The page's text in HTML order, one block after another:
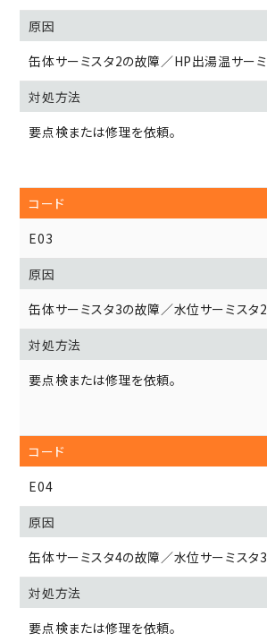
缶体サーミスタ2の故障／HP出湯温サー
要点検または修理を依頼。
E03
缶体サーミスタ3の故障／水位サーミスタ
要点検または修理を依頼。
E04
缶体サーミスタ4の故障／水位サーミスタ
要点検または修理を依頼。